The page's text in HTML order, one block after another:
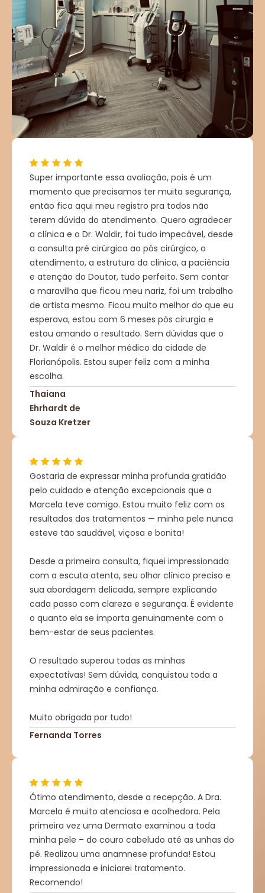
Super importante essa avaliação, pois é um
momento que precisamos ter muita segurança,
então fica aqui meu registro pra todos não
terem dúvida do atendimento. Quero agradecer
a clínica e o Dr. Waldir, foi tudo impecável, desde
a consulta pré cirúrgica ao pós cirúrgico, o
atendimento, a estrutura da clinica, a paciência
e atenção do Doutor, tudo perfeito. Sem contar
a maravilha que ficou meu nariz, foi um trabalho
de artista mesmo. Ficou muito melhor do que eu
esperava, estou com 6 meses pós cirurgia e
estou amando o resultado. Sem dúvidas que o
Dr. Waldir é o melhor médico da cidade de
Florianópolis. Estou super feliz com a minha
escolha.
Thaiana
Ehrhardt de
Souza Kretzer
Gostaria de expressar minha profunda gratidão
pelo cuidado e atenção excepcionais que a
Marcela teve comigo. Estou muito feliz com os
resultados dos tratamentos — minha pele nunca
esteve tão saudável, viçosa e bonita!
Desde a primeira consulta, fiquei impressionada
com a escuta atenta, seu olhar clínico preciso e
sua abordagem delicada, sempre explicando
cada passo com clareza e segurança. É evidente
o quanto ela se importa genuinamente com o
bem-estar de seus pacientes.
O resultado superou todas as minhas
expectativas! Sem dúvida, conquistou toda a
minha admiração e confiança.
Muito obrigada por tudo!
Fernanda Torres
Ótimo atendimento, desde a recepção. A Dra.
Marcela é muito atenciosa e acolhedora. Pela
primeira vez uma Dermato examinou a toda
minha pele – do couro cabeludo até as unhas do
pé. Realizou uma anamnese profunda! Estou
impressionada e iniciarei tratamento.
Recomendo!